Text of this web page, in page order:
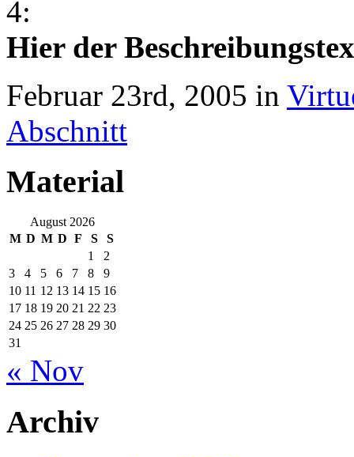
Hier der
Februar 23rd, 2005 in
Abschnitt
Material
August 2026
M D M D F S
S
1
2
3
4 5 6 7 8
9
10 11 12 13 14 15 16
17 18 19 20 21 22 23
24 25 26 27 28 29 30
31
« Nov
Archiv